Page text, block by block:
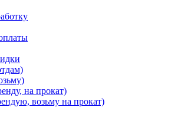
на прокат)
возьму на прокат)